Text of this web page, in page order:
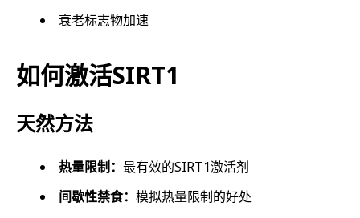
衰老标志物加速
如何激活SIRT1
天然方法
热量限制： 最有效的SIRT1激活剂
间歇性禁食： 模拟热量限制的好处